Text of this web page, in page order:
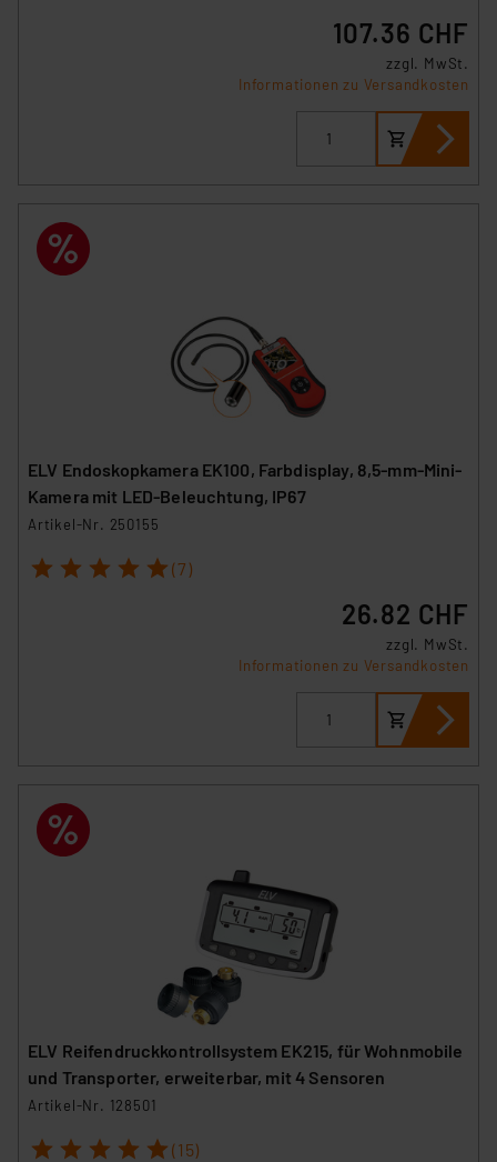
107.36 CHF
zzgl. MwSt.
Informationen zu Versandkosten
ELV Endoskopkamera EK100, Farbdisplay, 8,5-mm-Mini-
Kamera mit LED-Beleuchtung, IP67
Artikel-Nr. 250155
1 2 3 4 5 (7)
26.82 CHF
zzgl. MwSt.
Informationen zu Versandkosten
ELV Reifendruckkontrollsystem EK215, für Wohnmobile
und Transporter, erweiterbar, mit 4 Sensoren
Artikel-Nr. 128501
1 2 3 4 5 (15)